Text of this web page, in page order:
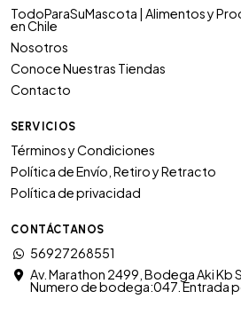
TodoParaSuMascota | Alimentos y
en Chile
Nosotros
Conoce Nuestras Tiendas
Contacto
SERVICIOS
Términos y Condiciones
Política de Envío, Retiro y Retracto
Política de privacidad
CONTÁCTANOS
56927268551
Av. Marathon 2499, Bodega Aki Kb
Numero de bodega:047. Entrada